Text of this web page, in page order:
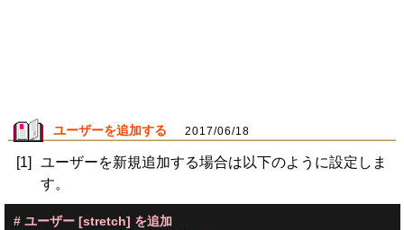
ユーザーを追加する 2017/06/18
[1]
ユーザーを新規追加する場合は以下のように設定しま
す。
# ユーザー [stretch] を追加